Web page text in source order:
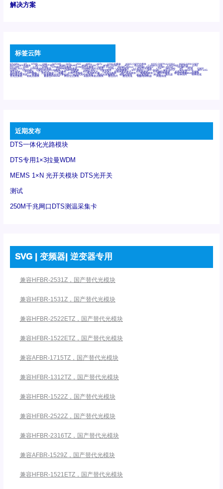
解决方案
标签云阵
6Tx6Rx 8T 8T8R 24R 24T24R 24Tx 25G 48Rx 48Tx 100G光模块 400G OSFP光模块 400G QSFP112 DR4 800G DR8 OSFP
800G OSFP光模块 AD7606国产替代 AFBR-57B4APZ AFBR-1528CZ AFBR-2528CZ AOC Bypass Camera Link CWDM波分复用器 DAS
DC~4M DSS DTS DVS GYMB光纤连接器 GYM光纤连接器 HFBR-1531Z HFBR-2531Z HFBR-4501Z HFBR-4503Z HFBR-4511Z
HFBR-4513Z J599A6光纤连接器 J599A8光电连接器 J599MT光纤连接器 J599Ⅰ光电连接器 LC超短型光模块 LGA Mini SAS MT POB QSFP
QSFP+ QSFP28 QSFP28 100G光模块 QSFP28笼座 QSFP 40G QSFP笼座 RP连接器 SFF-8431 SFF-8436 SFF-8472 SFF-8654 4i SFP 10G
SFP MSA SFP笼座 Z-BLOCK 万兆交换机 交换机 光切换仪OLP 光开关 光模块笼子座子 光电探测器 光电编码器模块 光电连接器 光端机
光纤激光器 光纤跳线 光纤连接器 光耦 全国产交换机 军品级光耦 千兆交换机 国产化光模块 射频光模块 微型光模块 微型可插拔BGA光模块
微型波分复用器 探测器 收发模块光学引擎组件 机架式光纤收发器 模拟光发射模块 模拟光器件 波分复用器 测试版 激光器 特种光纤 特种光缆
百兆交换机 相机光模块 紧凑型DWDM 网管型交换机 表贴式单路光模块 通信光纤 通信光缆 铌酸锂调制器 高速线缆
近期发布
DTS一体化光路模块
DTS专用1×3拉曼WDM
MEMS 1×N 光开关模块 DTS光开关
测试
250M千兆网口DTS测温采集卡
SVG | 变频器| 逆变器专用
兼容HFBR-2531Z，国产替代光模块
兼容HFBR-1531Z，国产替代光模块
兼容HFBR-2522ETZ，国产替代光模块
兼容HFBR-1522ETZ，国产替代光模块
兼容AFBR-1715TZ，国产替代光模块
兼容HFBR-1312TZ，国产替代光模块
兼容HFBR-1522Z，国产替代光模块
兼容HFBR-2522Z，国产替代光模块
兼容HFBR-2316TZ，国产替代光模块
兼容AFBR-1529Z，国产替代光模块
兼容HFBR-1521ETZ，国产替代光模块